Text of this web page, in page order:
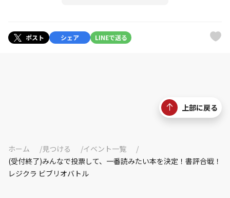
ポスト シェア LINEで送る
上部に戻る
ホーム 見つける
イベント一覧
(受付終了)みんなで投票して、一番読みたい本を決定！書評合戦！
レジクラ ビブリオバトル